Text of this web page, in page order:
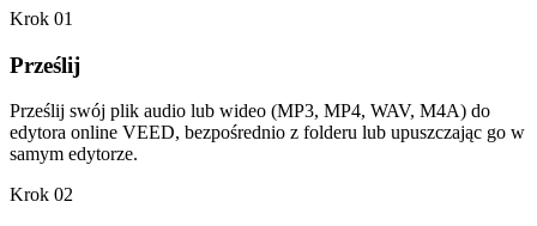
Krok 01
Prześlij
Prześlij swój plik audio lub wideo (MP3, MP4, WAV, M4A) do
edytora online VEED, bezpośrednio z folderu lub upuszczając go w
samym edytorze.
Krok 02